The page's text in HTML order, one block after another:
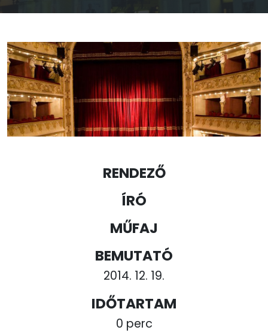
RENDEZŐ
ÍRÓ
MŰFAJ
BEMUTATÓ
2014. 12. 19.
IDŐTARTAM
0 perc